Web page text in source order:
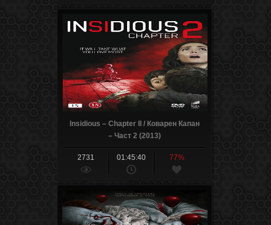
Insidious – Chapter II / Коварен Капан
– Част 2 (2013)
2731 01:45:40 77%